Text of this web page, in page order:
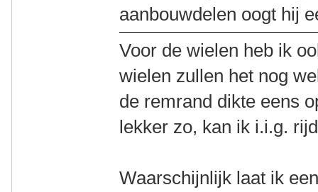
aanbouwdelen oogt hij
Voor de wielen heb ik
wielen zullen het nog
de remrand dikte eens
lekker zo, kan ik i.i.g.
Waarschijnlijk laat ik